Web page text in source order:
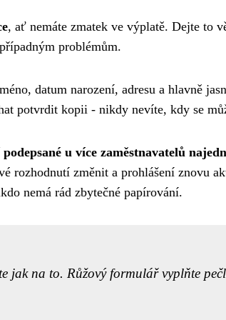
, ať nemáte zmatek ve výplatě. Dejte to
problémům.
datum narození, adresu a hlavně
potvrdit kopii - nikdy nevíte, kdy se
u více zaměstnavatelů
rozhodnutí změnit a prohlášení znovu
nemá rád zbytečné papírování.
jak na to. Růžový formulář vyplňte